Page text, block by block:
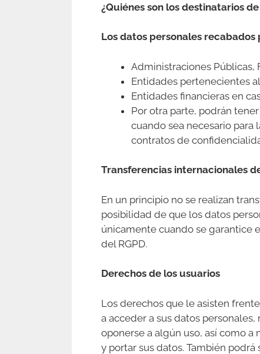
¿Quiénes son los destinatarios
Los datos personales recabados
Administraciones Públicas,
Entidades pertenecientes
Entidades financieras en
Por otra parte, podrán
cuando sea necesario para
contratos de
Transferencias internacionales
En un principio no se realizan
posibilidad de que los datos
únicamente cuando se garantice
del RGPD.
Derechos de los usuarios
Los derechos que le asisten
a acceder a sus datos
oponerse a algún uso, así como
y portar sus datos. También